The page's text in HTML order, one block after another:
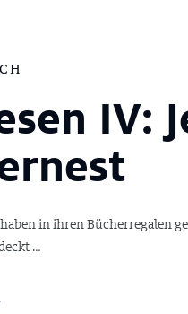
IV:
in ihren Bücherregalen
…